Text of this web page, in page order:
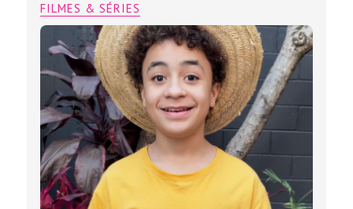
FILMES & SÉRIES